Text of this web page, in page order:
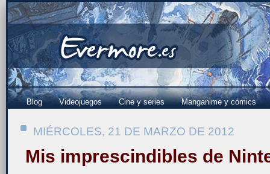
Blog Videojuegos Cine y series Manganime y cómics
MIÉRCOLES, 21 DE MARZO DE 2012
Mis imprescindibles de